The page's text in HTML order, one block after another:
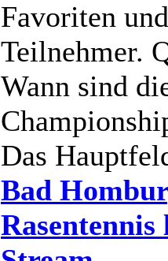
Favoriten
Teilnehmer.
Wann sind
Das
Bad